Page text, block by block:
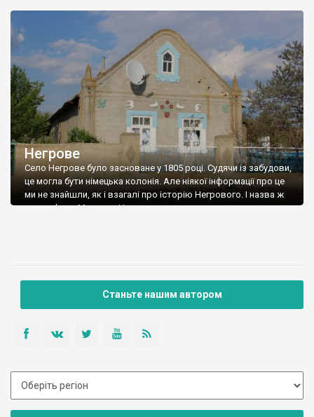
Негрове
Село Негрове було засноване у 1805 році. Судячи із забудови,
це могла бути німецька колонія. Але ніякої інформації про це
ми не знайшли, як і взагалі про історію Негрового. І назва ж
така… Фото Максима Назаренка.
Станьте нашим автором